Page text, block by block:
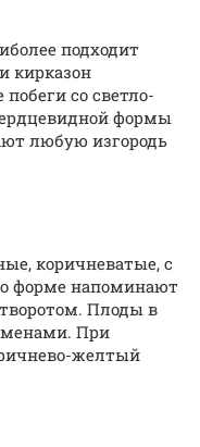
подходит
кирказон
со светло-
формы
любую изгородь
коричневатые, с
форме напоминают
Плоды в
При
желтый